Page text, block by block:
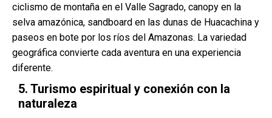
ciclismo de montaña en el Valle Sagrado, canopy en la
selva amazónica, sandboard en las dunas de Huacachina y
paseos en bote por los ríos del Amazonas. La variedad
geográfica convierte cada aventura en una experiencia
diferente.
5. Turismo espiritual y conexión con la
naturaleza